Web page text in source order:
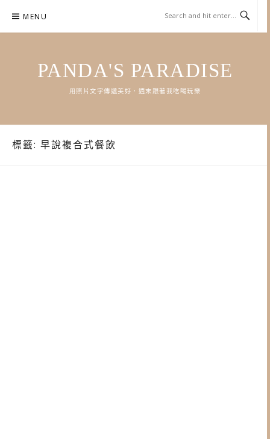
content
MENU
PANDA'S PARADISE
用照片文字傳遞美好．週末跟著我吃喝玩樂
標籤: 早說複合式餐飲